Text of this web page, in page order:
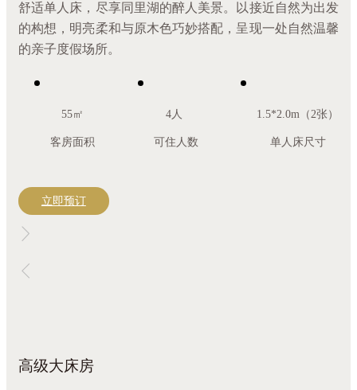
舒适单人床，尽享同里湖的醉人美景。以接近自然为出发
的构想，明亮柔和与原木色巧妙搭配，呈现一处自然温馨
的亲子度假场所。
55㎡
客房面积
4人
可住人数
1.5*2.0m（2张）
单人床尺寸
立即预订
高级大床房